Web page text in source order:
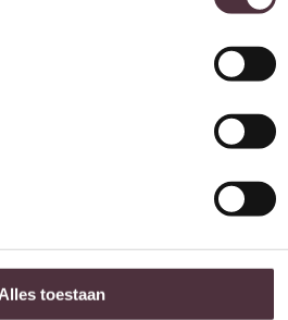
Alles toestaan